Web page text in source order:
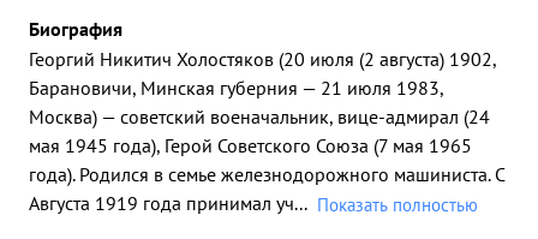
Биография
Георгий Никитич Холостяков (20 июля (2 августа) 1902,
Барановичи, Минская губерния — 21 июля 1983,
Москва) — советский военачальник, вице-адмирал (24
мая 1945 года), Герой Советского Союза (7 мая 1965
года). Родился в семье железнодорожного машиниста. С
Августа 1919 года принимал уч... Показать полностью